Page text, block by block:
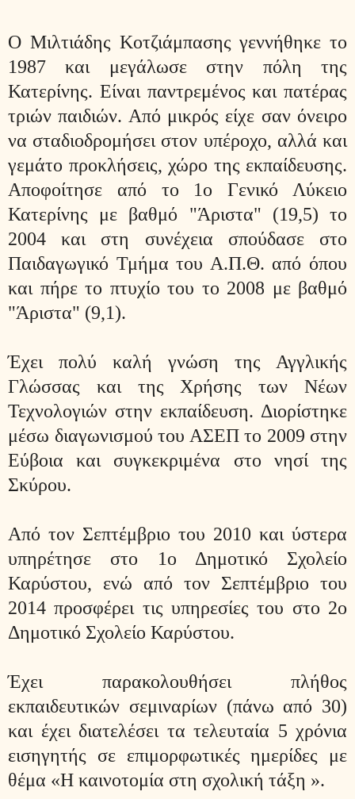
O Μιλτιάδης Κοτζιάμπασης γεννήθηκε το
1987 και μεγάλωσε στην πόλη της
Κατερίνης. Είναι παντρεμένος και πατέρας
τριών παιδιών. Από μικρός είχε σαν όνειρο
να σταδιοδρομήσει στον υπέροχο, αλλά και
γεμάτο προκλήσεις, χώρο της εκπαίδευσης.
Αποφοίτησε από το 1ο Γενικό Λύκειο
Κατερίνης με βαθμό "Άριστα" (19,5) το
2004 και στη συνέχεια σπούδασε στο
Παιδαγωγικό Τμήμα του Α.Π.Θ. από όπου
και πήρε το πτυχίο του το 2008 με βαθμό
"Άριστα" (9,1).
Έχει πολύ καλή γνώση της Αγγλικής
Γλώσσας και της Χρήσης των Νέων
Τεχνολογιών στην εκπαίδευση. Διορίστηκε
μέσω διαγωνισμού του ΑΣΕΠ το 2009 στην
Εύβοια και συγκεκριμένα στο νησί της
Σκύρου.
Από τον Σεπτέμβριο του 2010 και ύστερα
υπηρέτησε στο 1ο Δημοτικό Σχολείο
Καρύστου, ενώ από τον Σεπτέμβριο του
2014 προσφέρει τις υπηρεσίες του στο 2ο
Δημοτικό Σχολείο Καρύστου.
Έχει παρακολουθήσει πλήθος
εκπαιδευτικών σεμιναρίων (πάνω από 30)
και έχει διατελέσει τα τελευταία 5 χρόνια
εισηγητής σε επιμορφωτικές ημερίδες με
θέμα «Η καινοτομία στη σχολική τάξη ».